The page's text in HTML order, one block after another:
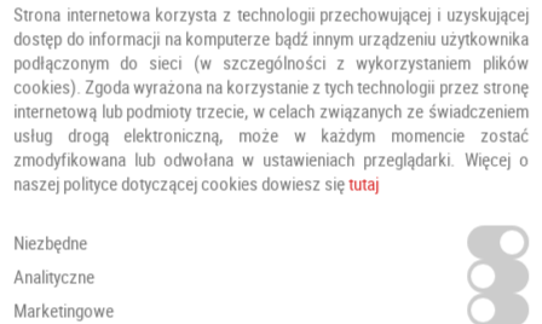
Strona internetowa korzysta z technologii przechowującej i uzyskującej
dostęp do informacji na komputerze bądź innym urządzeniu użytkownika
podłączonym do sieci (w szczególności z wykorzystaniem plików
cookies). Zgoda wyrażona na korzystanie z tych technologii przez stronę
internetową lub podmioty trzecie, w celach związanych ze świadczeniem
usług drogą elektroniczną, może w każdym momencie zostać
zmodyfikowana lub odwołana w ustawieniach przeglądarki. Więcej o
naszej polityce dotyczącej cookies dowiesz siętutaj
Niezbędne
Analityczne
Marketingowe